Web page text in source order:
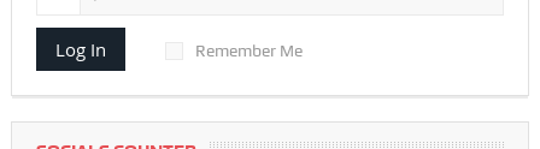
Log In Remember Me